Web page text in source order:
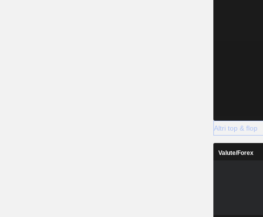
Altri top & flop
Valute/Forex